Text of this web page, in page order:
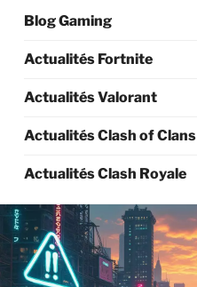
Blog Gaming
Actualités Fortnite
Actualités Valorant
Actualités Clash of Clans
Actualités Clash Royale